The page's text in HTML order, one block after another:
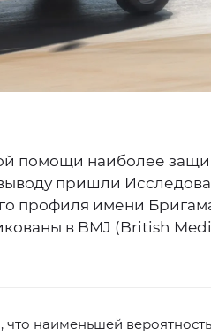
помощи наиболее
пришли
профиля имени
в BMJ (British
что наименьшей вероятность